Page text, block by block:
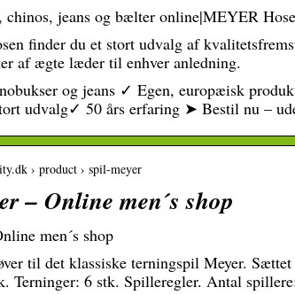
chinos, jeans og bælter online|MEYER
finder du et stort udvalg af
af ægte læder til enhver anledning.
og jeans ✓ Egen, europæisk
udvalg✓ 50 års erfaring ➤ Bestil nu –
› product › spil-meyer
– Online men´s shop
men´s shop
til det klassiske terningspil Meyer.
Terninger: 6 stk. Spilleregler. Antal